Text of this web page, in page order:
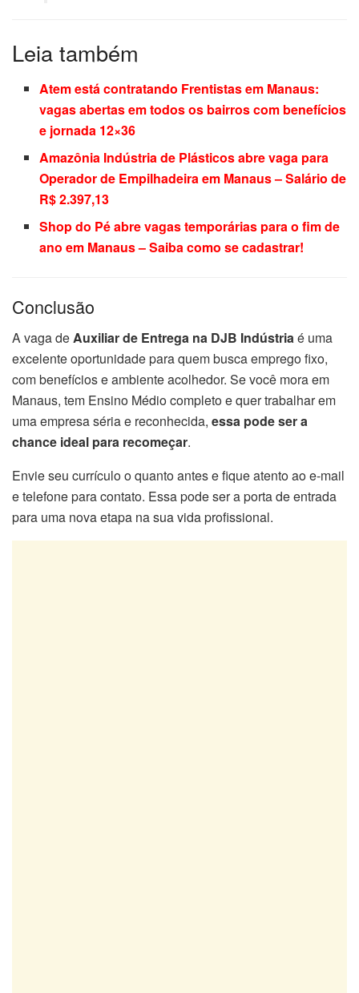
Leia também
Atem está contratando Frentistas em Manaus:
vagas abertas em todos os bairros com benefícios
e jornada 12×36
Amazônia Indústria de Plásticos abre vaga para
Operador de Empilhadeira em Manaus – Salário de
R$ 2.397,13
Shop do Pé abre vagas temporárias para o fim de
ano em Manaus – Saiba como se cadastrar!
Conclusão
A vaga deAuxiliar de Entrega na DJB Indústriaé uma
excelente oportunidade para quem busca emprego fixo,
com benefícios e ambiente acolhedor. Se você mora em
Manaus, tem Ensino Médio completo e quer trabalhar em
uma empresa séria e reconhecida, essa pode ser a
chance ideal para recomeçar.
Envie seu currículo o quanto antes e fique atento ao e-mail
e telefone para contato. Essa pode ser a porta de entrada
para uma nova etapa na sua vida profissional.